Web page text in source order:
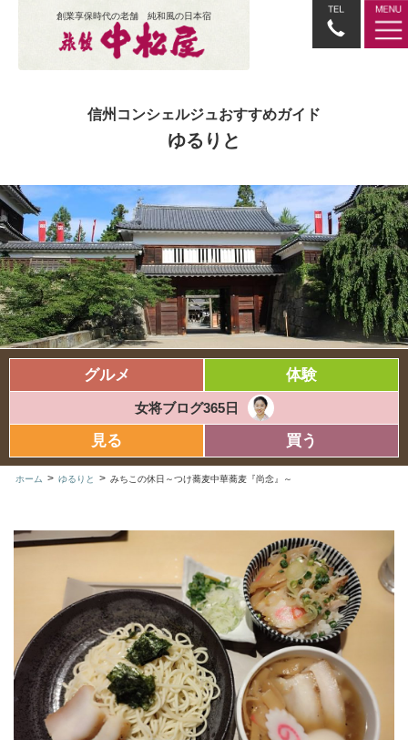
創業享保時代の老舗 純和風の日本宿
信州コンシェルジュおすすめガイド
ゆるりと
グルメ 体験
女将ブログ365日
見る 買う
ホーム > ゆるりと > みちこの休日～つけ蕎麦中華蕎麦『尚念』～